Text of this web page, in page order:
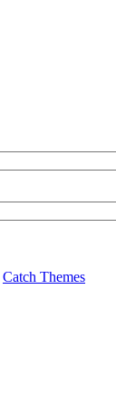
Catch Themes